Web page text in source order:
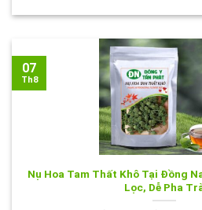
Nụ Hoa Tam Thất Khô Tại Đồng
Lọc, Dễ Pha
07
Th8